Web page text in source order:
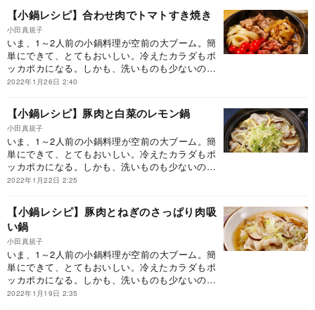
ち。そこで活躍するのが、大人気料理家の小田真
規子先生の小鍋レシピを集めた『まいにち小鍋』
です。本連載では、その一部をご紹介してまいり
ます。ぜひ、今日の晩御飯にお試しください！
【小鍋レシピ】合わせ肉でトマトすき焼き
小田真規子
いま、1～2人前の小鍋料理が空前の大ブーム。簡
単にできて、とてもおいしい。冷えたカラダもポ
ッカポカになる。しかも、洗いものも少ないのだ
から、忙しいビジネスパーソンに大人気なのも当
ち。そこで活躍するのが、大人気料理家の小田真
規子先生の小鍋レシピを集めた『まいにち小鍋』
です。本連載では、その一部をご紹介してまいり
ます。ぜひ、今日の晩御飯にお試しください！
2022年1月26日 2:40
【小鍋レシピ】豚肉と白菜のレモン鍋
小田真規子
いま、1～2人前の小鍋料理が空前の大ブーム。簡
単にできて、とてもおいしい。冷えたカラダもポ
ッカポカになる。しかも、洗いものも少ないのだ
から、忙しいビジネスパーソンに大人気なのも当
ち。そこで活躍するのが、大人気料理家の小田真
規子先生の小鍋レシピを集めた『まいにち小鍋』
です。本連載では、その一部をご紹介してまいり
ます。ぜひ、今日の晩御飯にお試しください！
2022年1月22日 2:25
【小鍋レシピ】豚肉とねぎのさっぱり肉吸
い鍋
小田真規子
いま、1～2人前の小鍋料理が空前の大ブーム。簡
単にできて、とてもおいしい。冷えたカラダもポ
ッカポカになる。しかも、洗いものも少ないのだ
から、忙しいビジネスパーソンに大人気なのも当
2022年1月19日 2:35